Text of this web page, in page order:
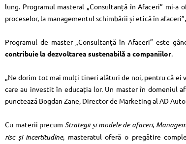
lung. Programul masteral „Consultanță în Afaceri” mi-
proceselor, la managementul schimbării și etică în
Programul de master „Consultanță în Afaceri” este
contribuie la dezvoltarea sustenabilă a companiilor.
„Ne dorim tot mai mulți tineri alături de noi, pentru că ei
care au investit în educația lor. Un master în domeniul
punctează Bogdan Zane, Director de Marketing al AD
Cu materii precumStrategii și modele de afaceri,
risc și incertitudine, masteratul oferă o pregătire